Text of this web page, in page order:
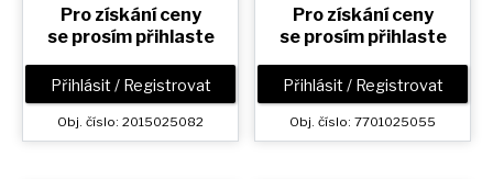
Pro získání ceny
se prosím přihlaste
Přihlásit / Registrovat
Obj. číslo: 2015025082
Pro získání ceny
se prosím přihlaste
Přihlásit / Registrovat
Obj. číslo: 7701025055